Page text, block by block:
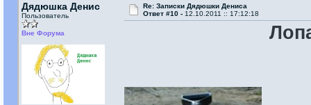
Дядюшка Денис
Пользователь
Вне Форума
Re: Записки Дядюшки Дениса
Ответ #10 - 12.10.2011 :: 17:12:18